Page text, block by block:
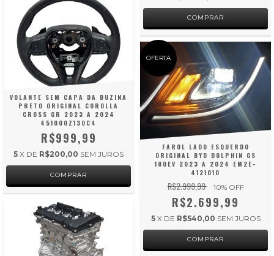
VOLANTE SEM CAPA DA BUZINA
PRETO ORIGINAL COROLLA
CROSS GR 2023 A 2024
451000Z130C4
R$999,99
5 X DE R$200,00 SEM JUROS
OFERTA
FAROL LADO ESQUERDO
ORIGINAL BYD DOLPHIN GS
180EV 2023 A 2024 EM2E-
4121010
R$2.999,99 10% OFF
R$2.699,99
5 X DE R$540,00 SEM JUROS